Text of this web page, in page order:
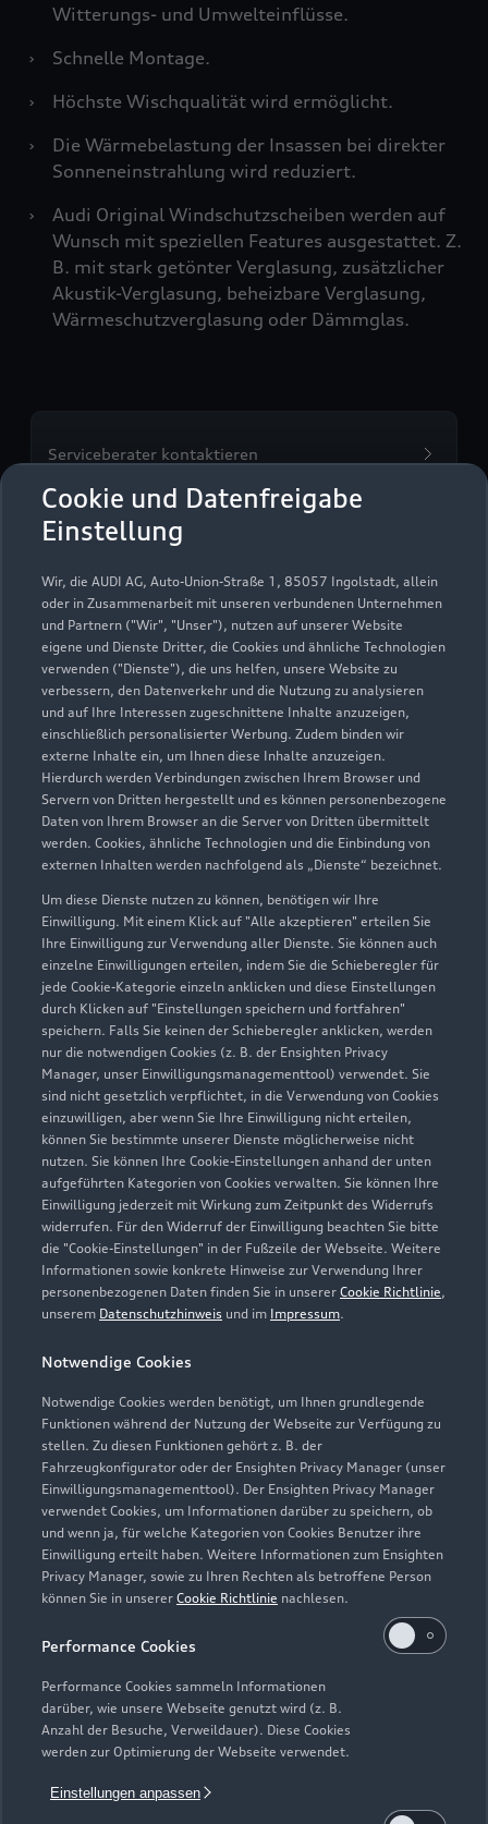
Cookie und Datenfreigabe
Einstellung
Wir, die AUDI AG, Auto-Union-Straße 1, 85057 Ingolstadt, allein
oder in Zusammenarbeit mit unseren verbundenen Unternehmen
und Partnern ("Wir", "Unser"), nutzen auf unserer Website
eigene und Dienste Dritter, die Cookies und ähnliche Technologien
verwenden ("Dienste"), die uns helfen, unsere Website zu
verbessern, den Datenverkehr und die Nutzung zu analysieren
und auf Ihre Interessen zugeschnittene Inhalte anzuzeigen,
einschließlich personalisierter Werbung. Zudem binden wir
externe Inhalte ein, um Ihnen diese Inhalte anzuzeigen.
Hierdurch werden Verbindungen zwischen Ihrem Browser und
Servern von Dritten hergestellt und es können personenbezogene
Daten von Ihrem Browser an die Server von Dritten übermittelt
werden. Cookies, ähnliche Technologien und die Einbindung von
externen Inhalten werden nachfolgend als „Dienste“ bezeichnet.
Um diese Dienste nutzen zu können, benötigen wir Ihre
Einwilligung. Mit einem Klick auf "Alle akzeptieren" erteilen Sie
Ihre Einwilligung zur Verwendung aller Dienste. Sie können auch
einzelne Einwilligungen erteilen, indem Sie die Schieberegler für
jede Cookie-Kategorie einzeln anklicken und diese Einstellungen
durch Klicken auf "Einstellungen speichern und fortfahren"
speichern. Falls Sie keinen der Schieberegler anklicken, werden
nur die notwendigen Cookies (z. B. der Ensighten Privacy
Manager, unser Einwilligungsmanagementtool) verwendet. Sie
sind nicht gesetzlich verpflichtet, in die Verwendung von Cookies
einzuwilligen, aber wenn Sie Ihre Einwilligung nicht erteilen,
können Sie bestimmte unserer Dienste möglicherweise nicht
nutzen. Sie können Ihre Cookie-Einstellungen anhand der unten
aufgeführten Kategorien von Cookies verwalten. Sie können Ihre
Einwilligung jederzeit mit Wirkung zum Zeitpunkt des Widerrufs
widerrufen. Für den Widerruf der Einwilligung beachten Sie bitte
die "Cookie-Einstellungen" in der Fußzeile der Webseite. Weitere
Informationen sowie konkrete Hinweise zur Verwendung Ihrer
personenbezogenen Daten finden Sie in unserer Cookie Richtlinie,
unserem Datenschutzhinweis und im Impressum.
Notwendige Cookies
Notwendige Cookies werden benötigt, um Ihnen grundlegende
Funktionen während der Nutzung der Webseite zur Verfügung zu
stellen. Zu diesen Funktionen gehört z. B. der
Fahrzeugkonfigurator oder der Ensighten Privacy Manager (unser
Einwilligungsmanagementtool). Der Ensighten Privacy Manager
verwendet Cookies, um Informationen darüber zu speichern, ob
und wenn ja, für welche Kategorien von Cookies Benutzer ihre
Einwilligung erteilt haben. Weitere Informationen zum Ensighten
Privacy Manager, sowie zu Ihren Rechten als betroffene Person
können Sie in unserer Cookie Richtlinie nachlesen.
Performance Cookies
Performance Cookies sammeln Informationen
darüber, wie unsere Webseite genutzt wird (z. B.
Anzahl der Besuche, Verweildauer). Diese Cookies
werden zur Optimierung der Webseite verwendet.
Einstellungen anpassen
Witterungs- und Umwelteinflüsse.
›
Schnelle Montage.
›
Höchste Wischqualität wird ermöglicht.
›
Die Wärmebelastung der Insassen bei direkter
Sonneneinstrahlung wird reduziert.
›
Audi Original Windschutzscheiben werden auf
Wunsch mit speziellen Features ausgestattet. Z.
B. mit stark getönter Verglasung, zusätzlicher
Akustik-Verglasung, beheizbare Verglasung,
Wärmeschutzverglasung oder Dämmglas.
Serviceberater kontaktieren
Zur Inspektion
Zu den Rädern
Zurück nach oben
Modelle
Elektromodelle
Plug-in-Hybride
Neuwagensuche
Gebrauchtwagensuche
Service & Zubehör
Saisonale Angebote
Audi Services
Support
Über Audi